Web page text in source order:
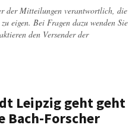
der Mitteilungen verantwortlich, die
eigen. Bei Fragen dazu wenden Sie
den Versender der
Leipzig geht geht
Bach-Forscher